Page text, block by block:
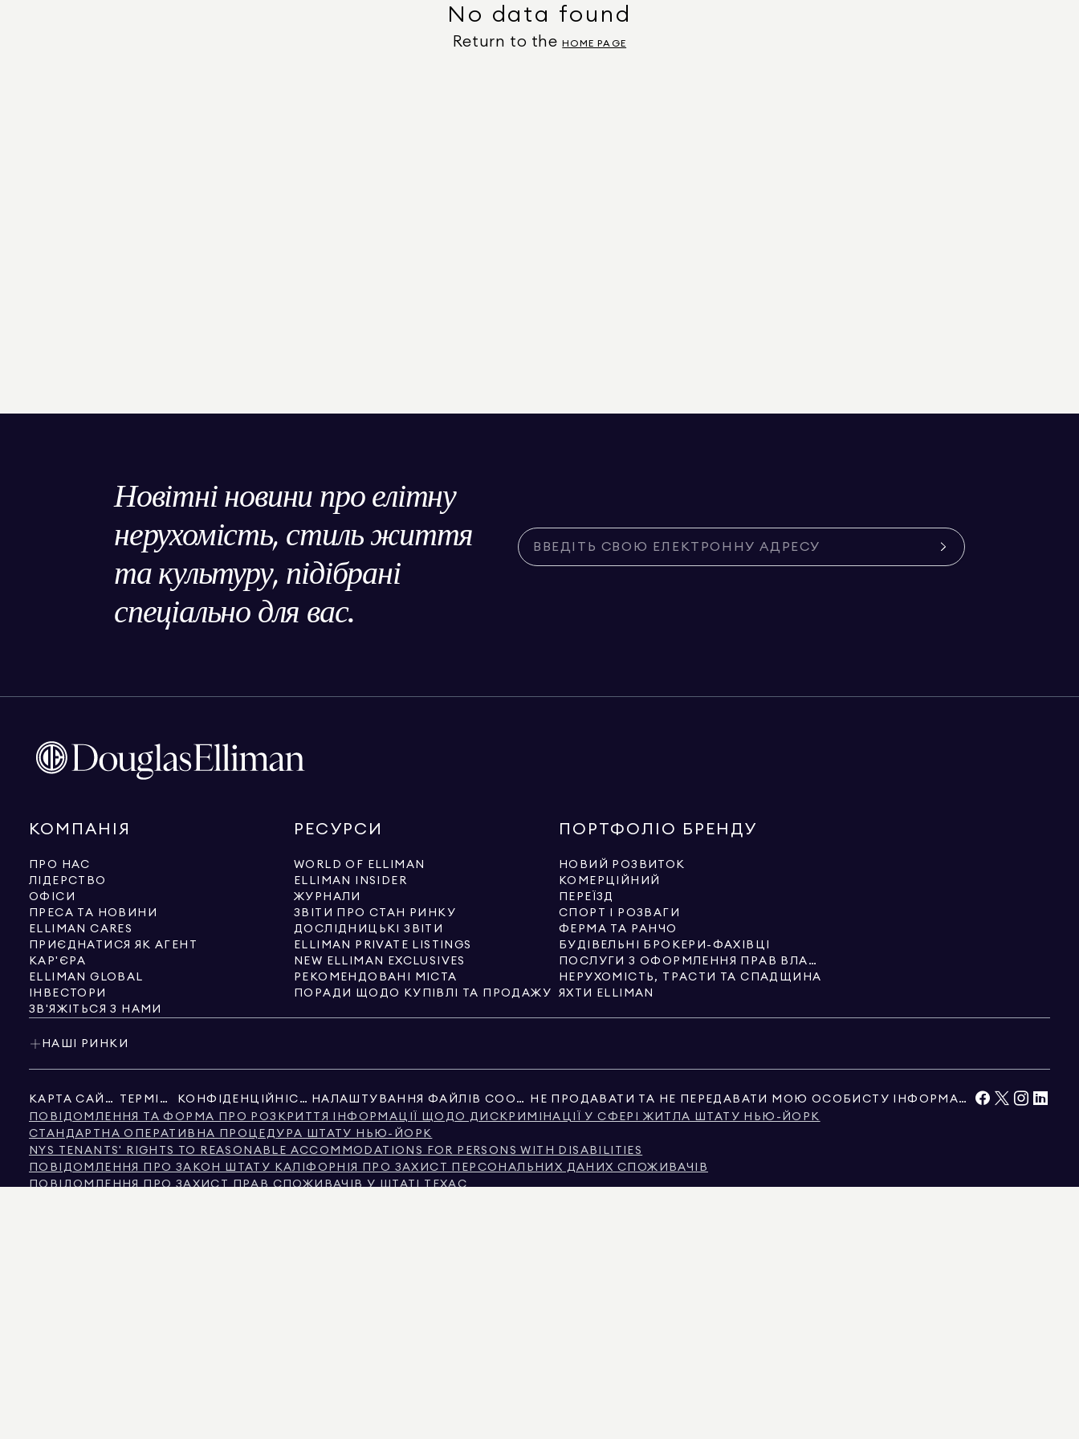
No data found
Return to the HOME PAGE
Новітні новини про елітну
нерухомість, стиль життя
та культуру, підібрані
спеціально для вас.
КОМПАНІЯ
ПРО НАС
ЛІДЕРСТВО
ОФІСИ
ПРЕСА ТА НОВИНИ
ELLIMAN CARES
ПРИЄДНАТИСЯ ЯК АГЕНТ
КАР'ЄРА
ELLIMAN GLOBAL
ІНВЕСТОРИ
ЗВ'ЯЖІТЬСЯ З НАМИ
РЕСУРСИ
WORLD OF ELLIMAN
ELLIMAN INSIDER
ЖУРНАЛИ
ЗВІТИ ПРО СТАН РИНКУ
ДОСЛІДНИЦЬКІ ЗВІТИ
ELLIMAN PRIVATE LISTINGS
NEW ELLIMAN EXCLUSIVES
РЕКОМЕНДОВАНІ МІСТА
ПОРАДИ ЩОДО КУПІВЛІ ТА ПРОДАЖУ
ПОРТФОЛІО БРЕНДУ
НОВИЙ РОЗВИТОК
КОМЕРЦІЙНИЙ
ПЕРЕЇЗД
СПОРТ І РОЗВАГИ
ФЕРМА ТА РАНЧО
БУДІВЕЛЬНІ БРОКЕРИ-ФАХІВЦІ
ПОСЛУГИ З ОФОРМЛЕННЯ ПРАВ ВЛАСНОСТІ
НЕРУХОМІСТЬ, ТРАСТИ ТА СПАДЩИНА
ЯХТИ ELLIMAN
НАШІ РИНКИ
КАРТА САЙТУ ТЕРМІНИ КОНФІДЕНЦІЙНІСТЬ НАЛАШТУВАННЯ ФАЙЛІВ COOKIE
НЕ ПРОДАВАТИ ТА НЕ ПЕРЕДАВАТИ МОЮ ОСОБИСТУ ІНФОРМАЦІЮ
ПОВІДОМЛЕННЯ ТА ФОРМА ПРО РОЗКРИТТЯ ІНФОРМАЦІЇ ЩОДО ДИСКРИМІНАЦІЇ У СФЕРІ ЖИТЛА ШТАТУ НЬЮ-ЙОРК
СТАНДАРТНА ОПЕРАТИВНА ПРОЦЕДУРА ШТАТУ НЬЮ-ЙОРК
NYS TENANTS' RIGHTS TO REASONABLE ACCOMMODATIONS FOR PERSONS WITH DISABILITIES
ПОВІДОМЛЕННЯ ПРО ЗАКОН ШТАТУ КАЛІФОРНІЯ ПРО ЗАХИСТ ПЕРСОНАЛЬНИХ ДАНИХ СПОЖИВАЧІВ
ПОВІДОМЛЕННЯ ПРО ЗАХИСТ ПРАВ СПОЖИВАЧІВ У ШТАТІ ТЕХАС